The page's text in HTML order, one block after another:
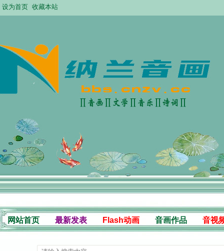
设为首页 收藏本站
网站首页 最新发表 Flash动画 音画作品 音视